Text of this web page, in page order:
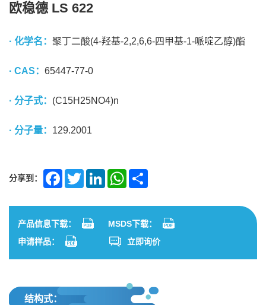
欧稳德 LS 622
· 化学名： 聚丁二酸(4-羟基-2,2,6,6-四甲基-1-哌啶乙醇)酯
· CAS： 65447-77-0
· 分子式： (C15H25NO4)n
· 分子量： 129.2001
分享到： Facebook
TwitterLinkedInWhatsApp
产品信息下载：
MSDS下载：
申请样品：
立即询价
结构式：